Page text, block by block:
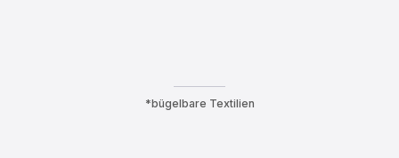
*bügelbare Textilien